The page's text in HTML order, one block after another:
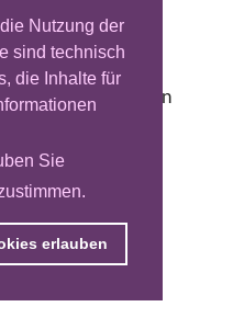
Nutzung der
sind technisch
die Inhalte für
Sie
erlauben
durch eine
informiert
rechtfertigte
die internationalen
unter den
hochrangige